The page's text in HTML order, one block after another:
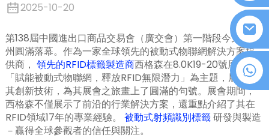
+86 18076372139
2025-10-20
第138屆中國進出口商品交易會（廣交會）第一階段今天在廣
州圓滿落幕。作為一家全球領先的被動式物聯網解決方案提
供商， 領先的RFID標籤製造商西格森在8.0K19-20號展位以
「賦能被動式物聯網，釋放RFID無限潛力」為主題，展示了
其創新技術，為其展會之旅畫上了圓滿的句號。展會期間，
西格森不僅展示了前沿的行業解決方案，還重點介紹了其在
RFID領域17年的專業經驗。 被動式射頻識別標籤研發與製造
－贏得全球參觀者的信任與關注。